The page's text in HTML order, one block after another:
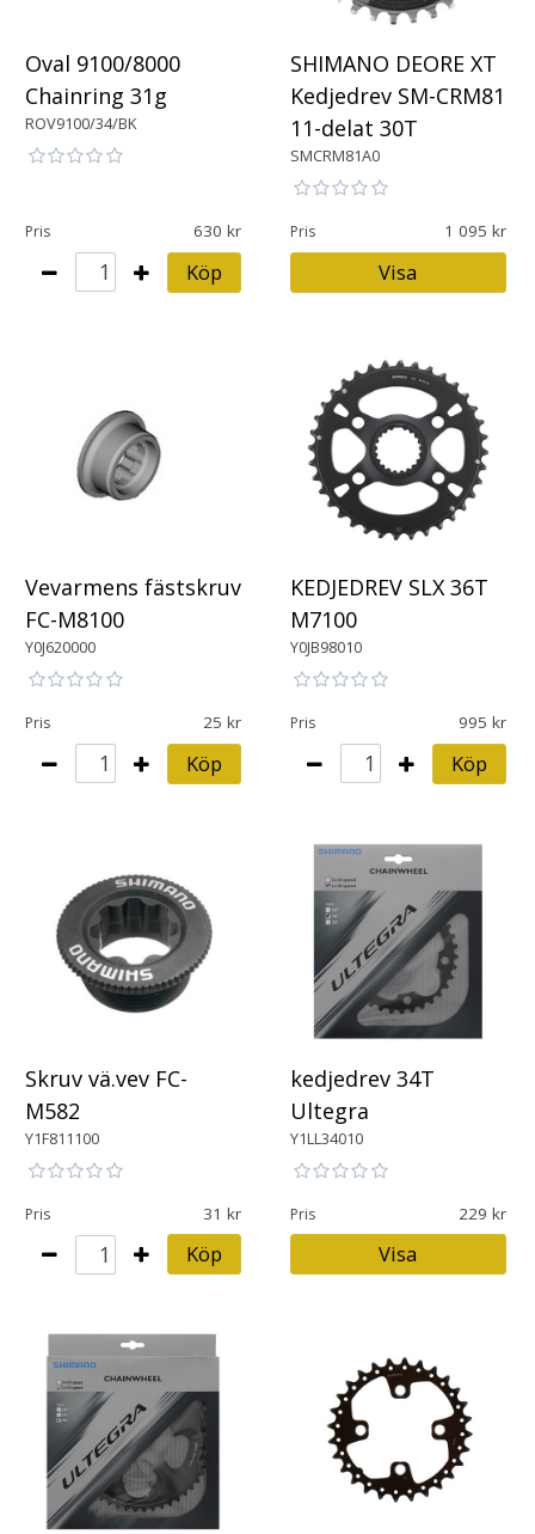
Oval 9100/8000
Chainring 31g
ROV9100/34/BK
Pris 630
Köp
SHIMANO DEORE XT
Kedjedrev SM-CRM81
11-delat 30T
SMCRM81A0
Pris 1 095
Visa
Vevarmens fästskruv
FC-M8100
Y0J620000
Pris 25
Köp
KEDJEDREV SLX 36T
M7100
Y0JB98010
Pris 995
Köp
Skruv vä.vev FC-
M582
Y1F811100
Pris 31
Köp
kedjedrev 34T
Ultegra
Y1LL34010
Pris 229
Visa